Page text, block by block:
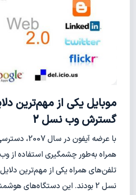
موبایل یکی از مهم‌ترین
گسترش وب نسل 2
با عرضه آیفون
همراه به‌طور چشمگیری استفاده از
تلفن‌های همراه یکی از مهم‌ترین
نسل 2 بودند. این دستگاه‌های